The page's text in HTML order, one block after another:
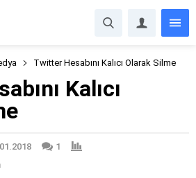
Twitter Hesabını Kalıcı Olarak Silme
Kalıcı
1